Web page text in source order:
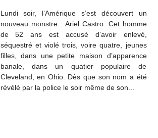
Lundi soir, l’Amérique s’est découvert un
nouveau monstre : Ariel Castro. Cet homme
de 52 ans est accusé d’avoir enlevé,
séquestré et violé trois, voire quatre, jeunes
filles, dans une petite maison d’apparence
banale, dans un quatier populaire de
Cleveland, en Ohio. Dès que son nom a été
révélé par la police le soir même de son...